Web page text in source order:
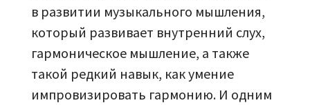
в развитии музыкального мышления,
который развивает внутренний слух,
гармоническое мышление, а также
такой редкий навык, как умение
импровизировать гармонию. И одним